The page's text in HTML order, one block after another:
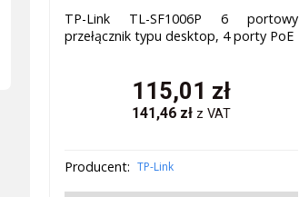
TP-Link TL-SF1006P 6 portowy
przełącznik typu desktop, 4 porty PoE
115,01 zł
141,46zł z VAT
Producent: TP-Link